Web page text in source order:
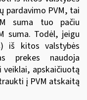
pardavimo PVM, tai
suma tuo pačiu
suma. Todėl, jeigu
iš kitos valstybės
prekes naudoja
apskaičiuotą
į PVM atskaitą